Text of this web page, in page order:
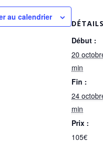
au calendrier
DÉTAILS
Début :
20
min
Fin :
24
min
Prix :
105€